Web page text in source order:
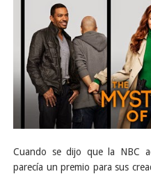
Cuando se dijo que la NBC
parecía un premio para sus